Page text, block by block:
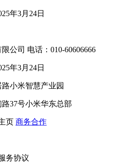
年3月24日
公司 电话：010-60606666
年3月24日
小米智慧产业园
37号小米华东总部
页 商务合作
务协议